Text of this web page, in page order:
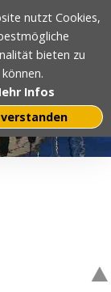
nutzt Cookies,
bieten zu
können.
Infos